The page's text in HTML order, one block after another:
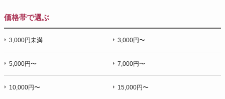
価格帯で選ぶ
3,000円未満 3,000円〜
5,000円〜 7,000円〜
10,000円〜 15,000円〜